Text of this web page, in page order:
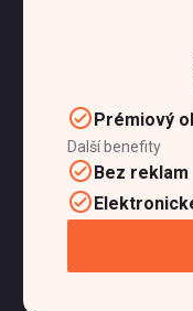
Prémiový
Další benefity
Bez reklam